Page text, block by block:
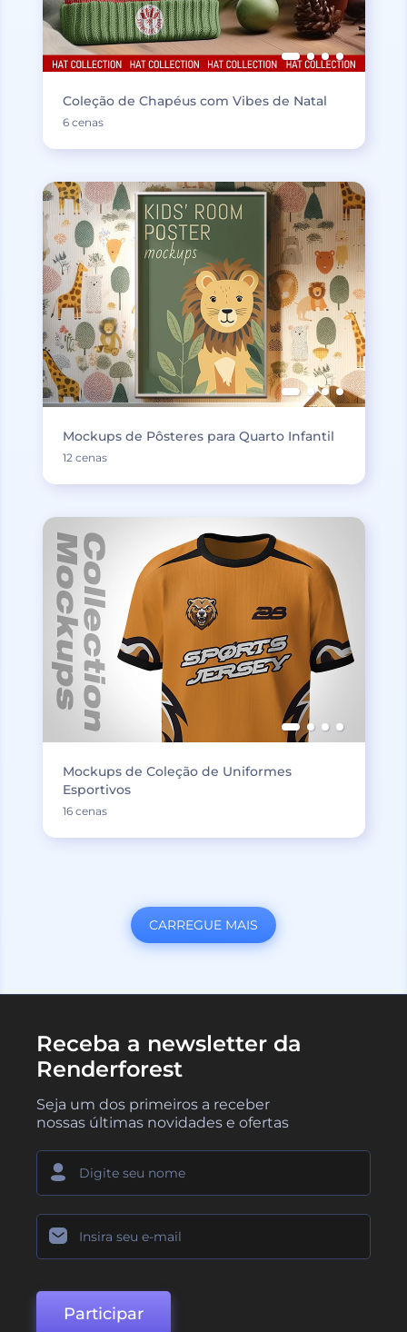
Coleção de Chapéus com Vibes de Natal
6 cenas
Mockups de Pôsteres para Quarto Infantil
12 cenas
Mockups de Coleção de Uniformes
Esportivos
16 cenas
CARREGUE MAIS
Receba a newsletter da
Renderforest
Seja um dos primeiros a receber
nossas últimas novidades e ofertas
Participar